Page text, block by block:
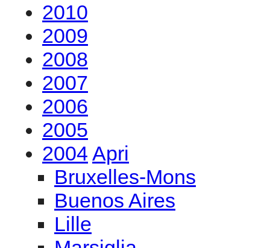
2010
2009
2008
2007
2006
2005
2004 Apri
Bruxelles-Mons
Buenos Aires
Lille